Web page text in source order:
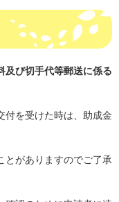
び切手代等郵送に係る
を受けた時は、助成金
がありますのでご了承